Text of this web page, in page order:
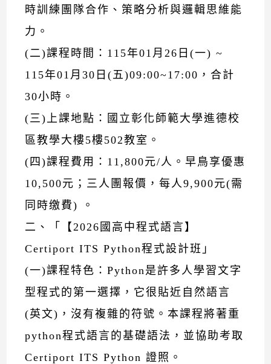
時訓練團隊合作、策略分析與邏輯思維能
力。
(二)課程時間：115年01月26日(一) ~
115年01月30日(五)09:00~17:00，合計
30小時。
(三)上課地點：國立彰化師範大學進德校
區教學大樓5樓502教室。
(四)課程費用：11,800元/人。早鳥享優惠
10,500元；三人團報價，每人9,900元(需
同時缴費) 。
二、「【2026國高中程式語言】
Certiport ITS Python程式設計班」
(一)課程特色：Python是許多人學習文字
型程式的第一選擇，它很貼近自然語言
(英文)，沒有複雜的符號。本課程將著重
python程式語言的基礎語法，並協助考取
Certiport ITS Python 證照。